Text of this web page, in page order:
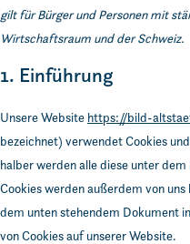
gilt für Bürger und Personen mit
Wirtschaftsraum und der Schweiz.
1. Einführung
Unsere Website https://bild-
bezeichnet) verwendet Cookies
halber werden alle diese unter
Cookies werden außerdem von
dem unten stehendem Dokument
von Cookies auf unserer Website.